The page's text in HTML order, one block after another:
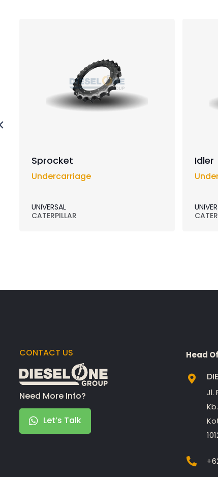
Sprocket
Undercarriage
UNIVERSAL
CATERPILLAR
Idler
CONTACT US
Need More Info?
Let’s Talk
Head
Jl.